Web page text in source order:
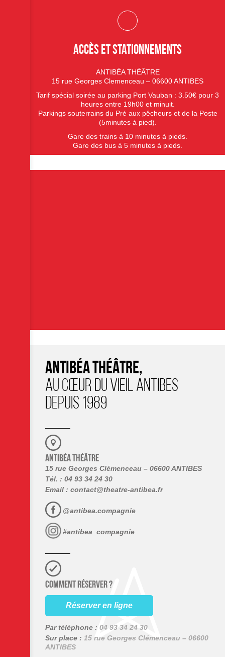
accès et stationnements
ANTIBÉA THÉÂTRE
15 rue Georges Clemenceau – 06600 ANTIBES
Tarif spécial soirée au parking Port Vauban : 3.50€ pour 3
heures entre 19h00 et minuit.
Parkings souterrains du Pré aux pêcheurs et de la Poste
(5minutes à pied).
Gare des trains à 10 minutes à pieds.
Gare des bus à 5 minutes à pieds.
ANTIBÉA THÉÂTRE,
AU CŒUR DU VIEIL ANTIBES
DEPUIS 1989
ANTIBÉA THÉÂTRE
15 rue Georges Clémenceau – 06600 ANTIBES
Tél. : 04 93 34 24 30
Email : contact@theatre-antibea.fr
@antibea.compagnie
#antibea_compagnie
COMMENT RÉSERVER ?
Réserver en ligne
Par téléphone : 04 93 34 24 30
Sur place : 15 rue Georges Clémenceau – 06600
ANTIBES